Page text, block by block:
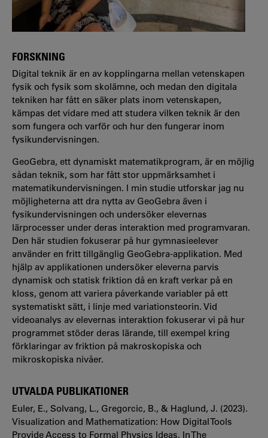
FORSKNING
Digital teknik är en av kopplingarna mellan vetenskapen
fysik och fysik som skolämne, och medan den digitala
tekniken har fått en säker plats inom vetenskapen,
kämpas det vidare med att studera vilken teknik är den
som fungera och varför och hur den fungerar inom
fysikundervisningen.
GeoGebra, ett dynamiskt matematikprogram, är en möjlig
sådan teknik, som har fått stor uppmärksamhet i
matematikundervisningen. I min studie utforskar jag nu
möjligheterna att dra nytta av GeoGebra även i
fysikundervisningen och undersöker elevernas
lärprocesser under deras interaktion med programvaran.
Den här studien fokuserar på hur gymnasieelever
använder en fritt tillgänglig GeoGebra-applikation. Med
hjälp av applikationen undersöker eleverna parvis
dynamisk och statisk friktion då en kraft verkar på en
kloss, genom att variera påverkande variabler på ett
systematiskt sätt, i linje med variationsteorin. Vid
videoanalys av elevernas interaktion fokuserar vi på hur
programmet stöder deras lärande, till exempel kring
förklaringar av friktion på makroskopiska och
mikroskopiska nivåer.
UTVALDA PUBLIKATIONER
Euler, E., Solvang, L., Gregorcic, B., & Haglund, J. (2023).
Visualization and Mathematization: How Digital Tools
Provide Access to Formal Physics Ideas. In The